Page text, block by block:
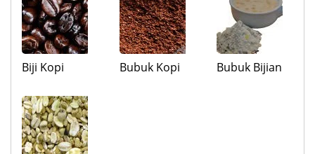
Biji Kopi Bubuk Kopi Bubuk Bijian